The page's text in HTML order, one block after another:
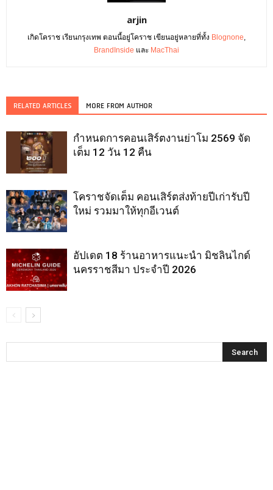
arjin
เกิดโคราช เรียนกรุงเทพ ตอนนี้อยู่โคราช เขียนอยู่หลายที่ทั้ง Blognone,
BrandInside และ MacThai
RELATED ARTICLES MORE FROM AUTHOR
กำหนดการคอนเสิร์ตงานย่าโม 2569 จัด
เต็ม 12 วัน 12 คืน
โคราชจัดเต็ม คอนเสิร์ตส่งท้ายปีเก่ารับปี
ใหม่ รวมมาให้ทุกอีเวนต์
อัปเดต 18 ร้านอาหารแนะนำ มิชลินไกด์
นครราชสีมา ประจำปี 2026